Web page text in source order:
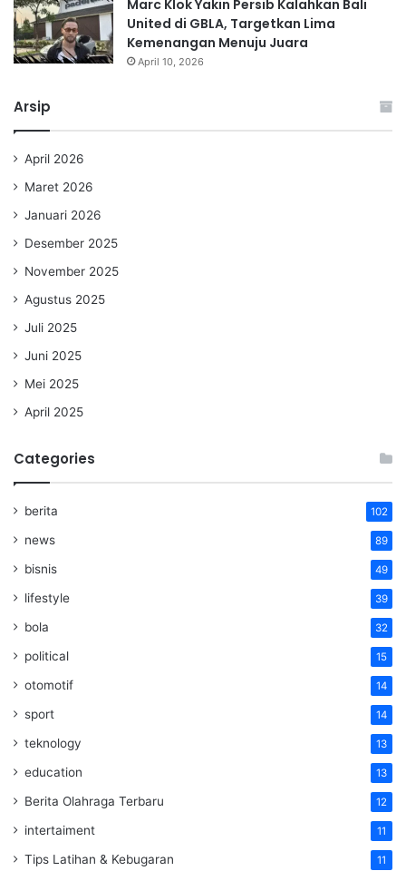
Marc Klok Yakin Persib Kalahkan Bali
United di GBLA, Targetkan Lima
Kemenangan Menuju Juara
April 10, 2026
Arsip
April 2026
Maret 2026
Januari 2026
Desember 2025
November 2025
Agustus 2025
Juli 2025
Juni 2025
Mei 2025
April 2025
Categories
berita 102
news 89
bisnis 49
lifestyle 39
bola 32
political 15
otomotif 14
sport 14
teknology 13
education 13
Berita Olahraga Terbaru 12
intertaiment 11
Tips Latihan & Kebugaran 11